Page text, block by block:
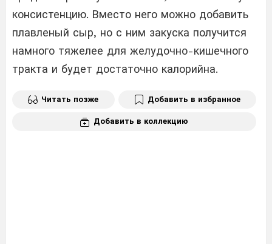
консистенцию. Вместо него можно добавить
плавленый сыр, но с ним закуска получится
намного тяжелее для желудочно-кишечного
тракта и будет достаточно калорийна.
Читать позже Добавить в избранное
Добавить в коллекцию